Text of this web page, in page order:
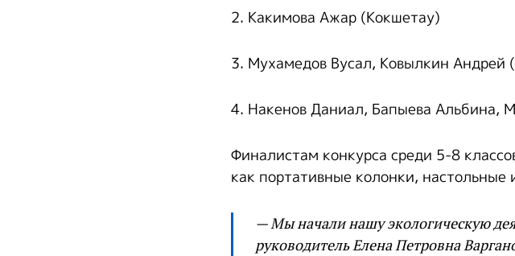
2. Какимова Ажар (Кокшетау)
3. Мухамедов Вусал, Ковылкин Андрей
4. Накенов Даниал, Бапыева Альбина,
Финалистам конкурса среди 5-8
как портативные колонки,
— Мы начали нашу экологическую
руководитель Елена Петровна